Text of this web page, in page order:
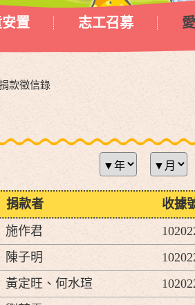
置 志工召募
款徵信錄
捐款者 收據
施作君
陳子明
黃定旺、何水瑄